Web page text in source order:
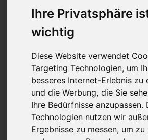
Ihre Privatsphäre
wichtig
Diese Website verwendet
Targeting Technologien, um
besseres Internet-Erlebnis zu
und die Werbung, die Sie
Ihre Bedürfnisse anzupassen.
Technologien nutzen wir
Ergebnisse zu messen, um zu
Fach­ärz­tin
ne In­ne­re
(w/m/d) 60 -
Job Details: Ärztejobs
Stellenreferenz:CLJ-MM 42241